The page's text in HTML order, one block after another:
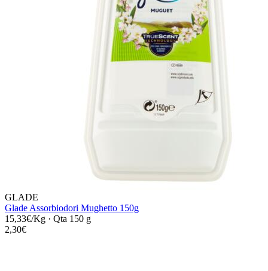
GLADE
Glade Assorbiodori Mughetto 150g
15,33€/Kg · Qta 150 g
2,30€